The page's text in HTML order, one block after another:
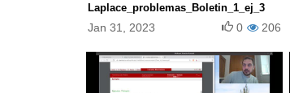
Laplace_problemas_Boletin_1_ej_3
Jan 31, 2023 206
0